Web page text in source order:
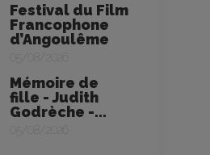
Festival du Film
Francophone
d’Angoulême
05/08/2026
Mémoire de
fille - Judith
Godrèche -...
05/08/2026